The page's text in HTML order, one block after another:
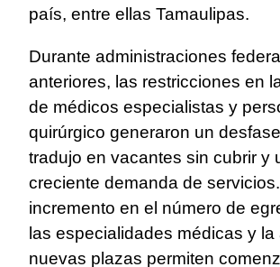
país, entre ellas Tamaulipas.
Durante administraciones
anteriores, las restricciones en
de médicos especialistas y
quirúrgico generaron un
tradujo en vacantes sin cubrir y
creciente demanda de servicios.
incremento en el número de
las especialidades médicas y la
nuevas plazas permiten